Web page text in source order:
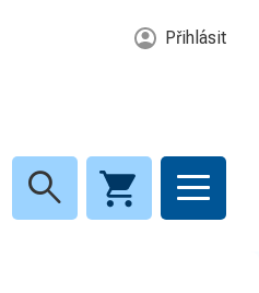
Přihlásit
search